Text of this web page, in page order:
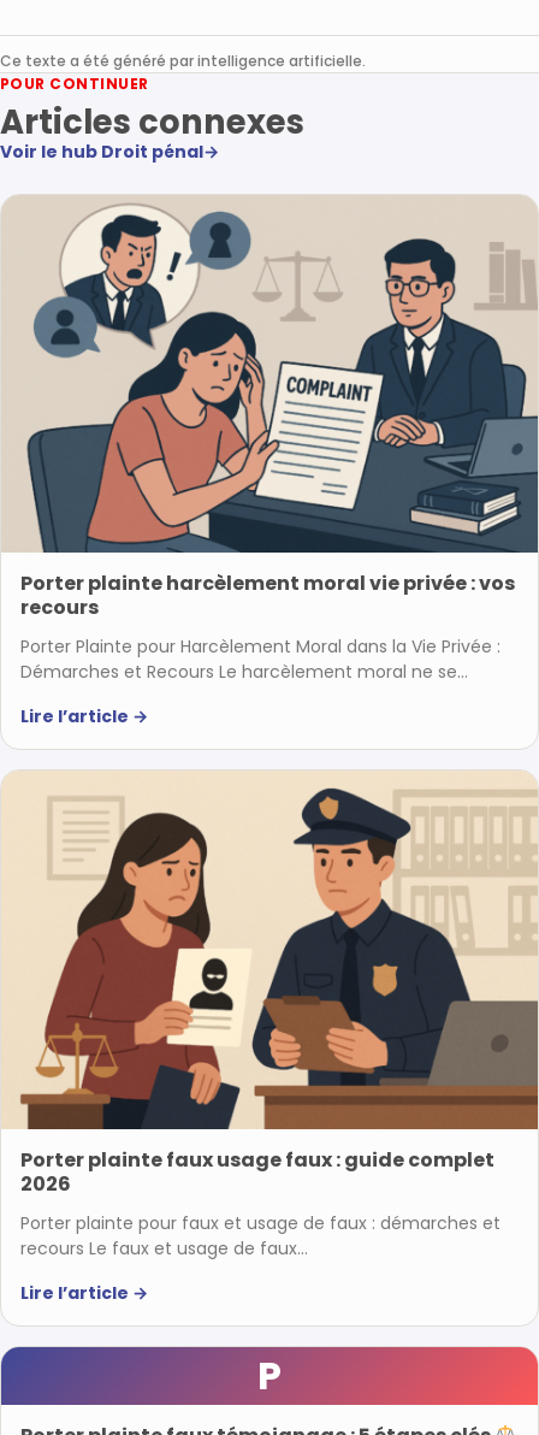
Ce texte a été généré par intelligence artificielle.
POUR CONTINUER
Articles connexes
Voir le hub Droit pénal→
Porter plainte harcèlement moral vie privée : vos
recours
Porter Plainte pour Harcèlement Moral dans la Vie Privée :
Démarches et Recours Le harcèlement moral ne se…
Lire l’article →
Porter plainte faux usage faux : guide complet
2026
Porter plainte pour faux et usage de faux : démarches et
recours Le faux et usage de faux…
Lire l’article →
P